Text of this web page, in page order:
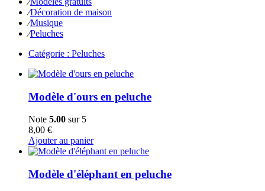
⁄Décoration de maison
⁄Musique
⁄Peluches
Catégorie : Peluches
Modèle d'ours en peluche
Note 5.00 sur 5
8,00 €
Ajouter au panier
Modèle d'éléphant en peluche